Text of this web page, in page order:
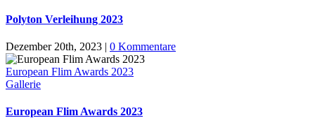
Polyton Verleihung 2023
Dezember 20th, 2023 | 0 Kommentare
European Flim Awards 2023
Gallerie
European Flim Awards 2023